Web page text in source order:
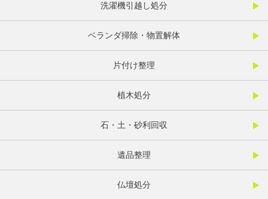
洗濯機引越し処分
ベランダ掃除・物置解体
片付け整理
植木処分
石・土・砂利回収
遺品整理
仏壇処分